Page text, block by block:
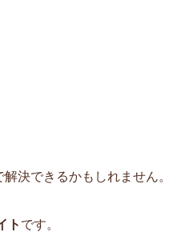
解決できるかもしれません。
ト です。